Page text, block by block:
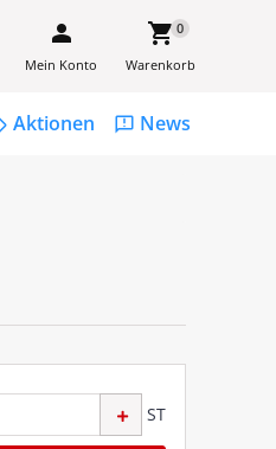
person
Mein Konto
shopping_cart0
Warenkorb
Aktionen feedback News
ST